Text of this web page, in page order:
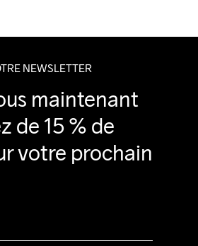
NEWSLETTER
maintenant
de 15 % de
votre prochain